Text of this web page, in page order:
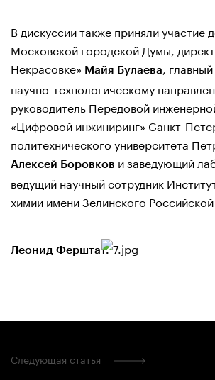
В дискуссии также приняли участие
Московской городской Думы,
Некрасовке» Майя Булаева ,
научно-технологическому
руководитель Передовой
«Цифровой инжиниринг» Санкт-
политехнического университета
Алексей Боровков и заведующий
ведущий научный сотрудник
химии имени Зелинского
Леонид Ферштат.
Следующая статья